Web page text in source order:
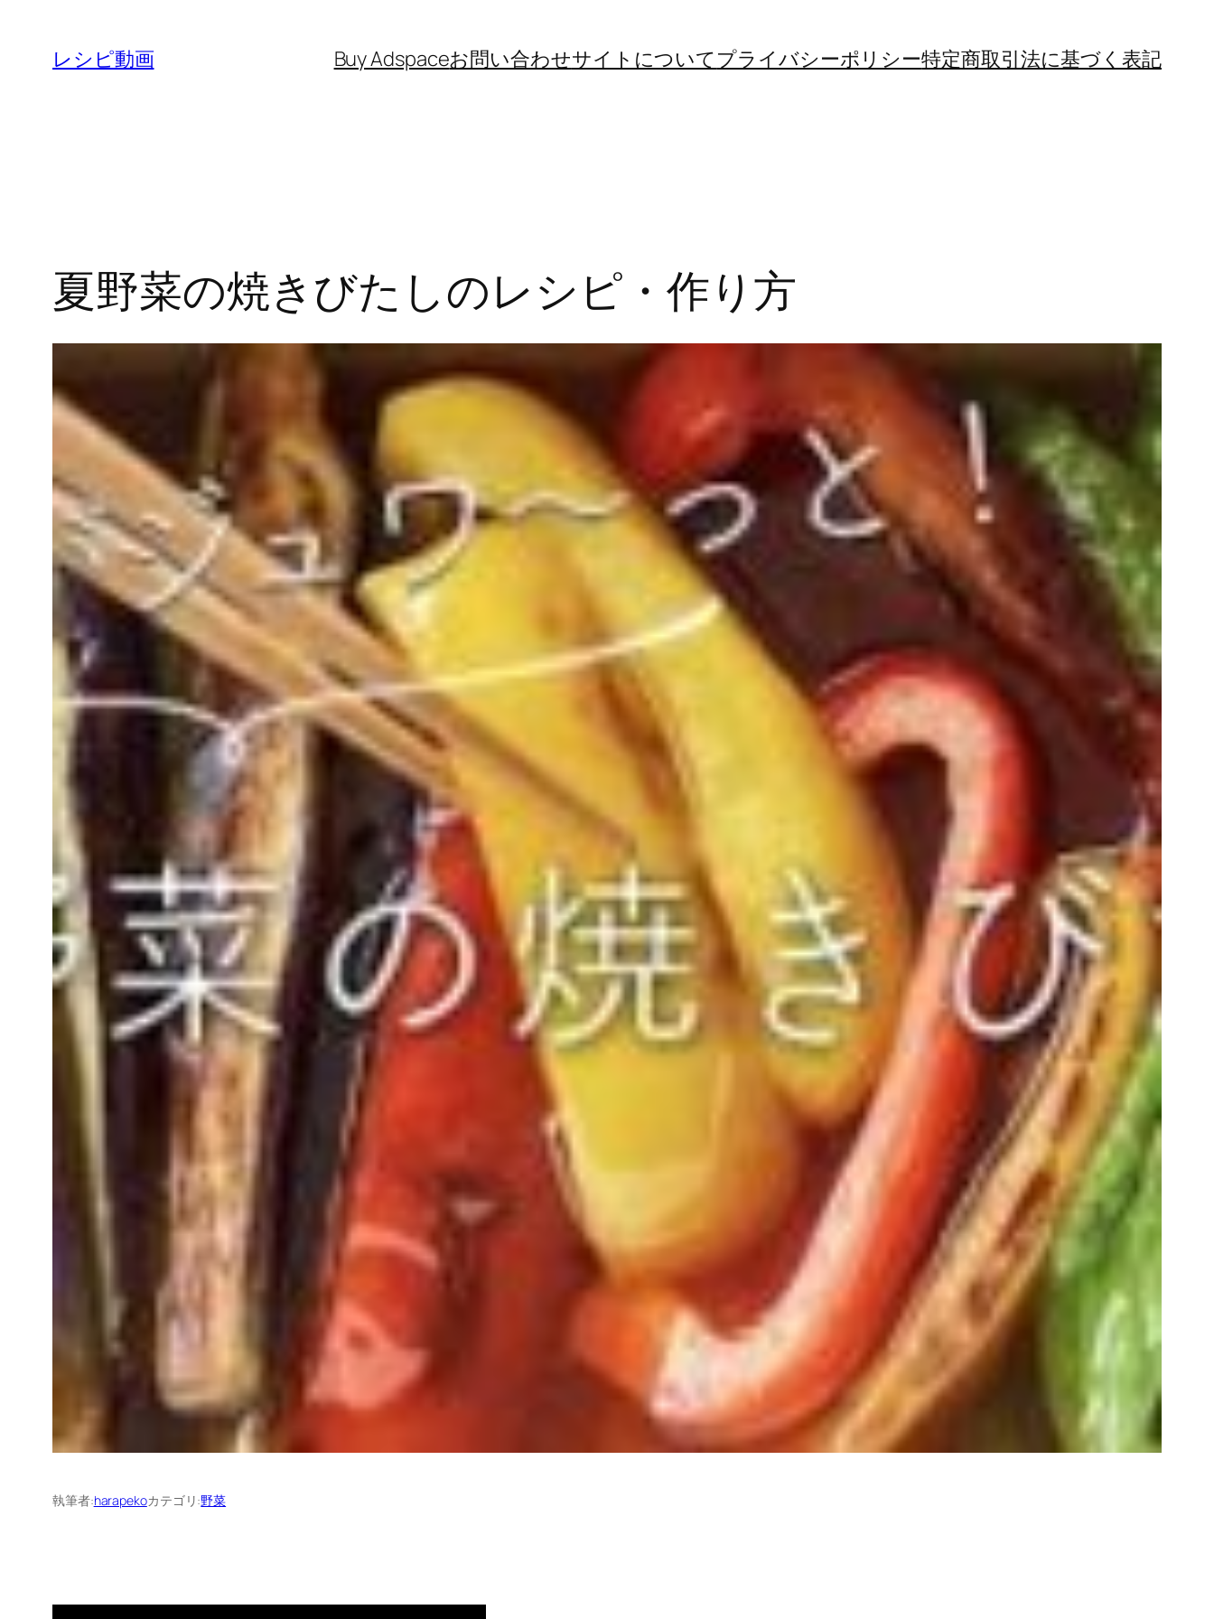
レシピ動画 Buy Adspaceお問い合わせサイトについてプライバシーポリシー特定商取引法に基づく表記
夏野菜の焼きびたしのレシピ・作り方
執筆者:harapekoカテゴリ:野菜